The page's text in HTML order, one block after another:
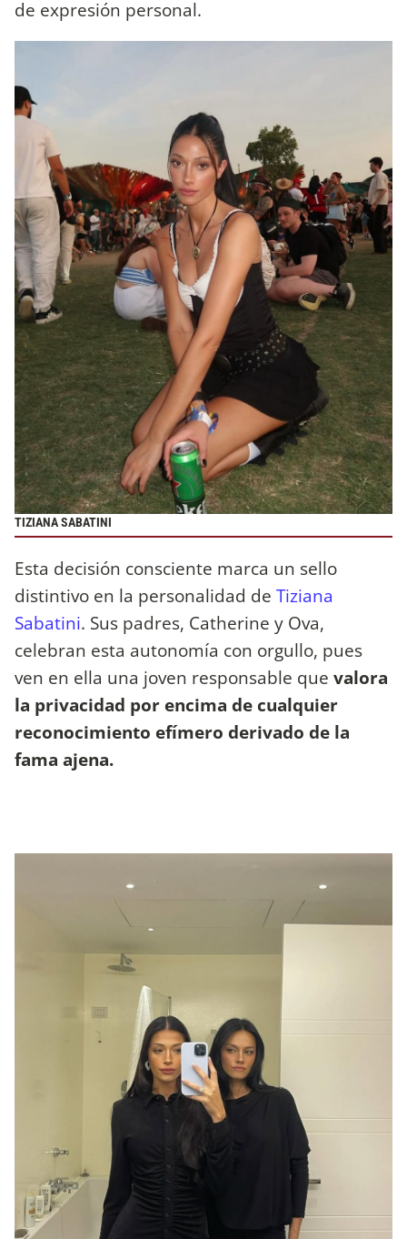
de expresión personal.
TIZIANA SABATINI
Esta decisión consciente marca un sello
distintivo en la personalidad de Tiziana
Sabatini. Sus padres, Catherine y Ova,
celebran esta autonomía con orgullo, pues
ven en ella una joven responsable que valora
la privacidad por encima de cualquier
reconocimiento efímero derivado de la
fama ajena.